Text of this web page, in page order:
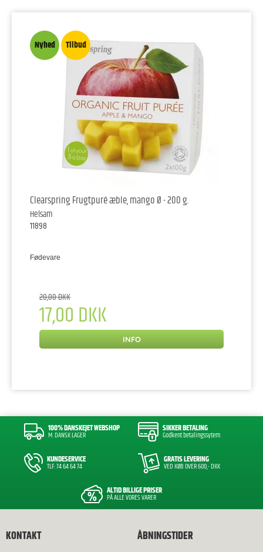
Nyhed Tilbud
Clearspring Frugtpuré æble, mango Ø - 200 g.
Helsam
11898
Fødevare
20,00 DKK
17,00 DKK
INFO
100% DANSKEJET WEBSHOP
M. DANSK LAGER
SIKKER BETALING
Godkent betalingssytem
KUNDESERVICE
TLF: 74 64 64 74
GRATIS LEVERING
VED KØB OVER 600,- DKK
ALTID BILLIGE PRISER
PÅ ALLE VORES VARER
KONTAKT ÅBNINGSTIDER